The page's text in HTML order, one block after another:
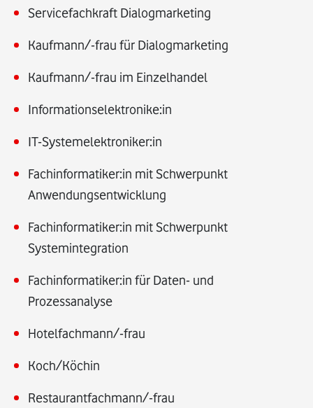
Servicefachkraft Dialogmarketing
Kaufmann/-frau für Dialogmarketing
Kaufmann/-frau im Einzelhandel
Informationselektronike:in
IT-Systemelektroniker:in
Fachinformatiker:in mit Schwerpunkt
Anwendungsentwicklung
Fachinformatiker:in mit Schwerpunkt
Systemintegration
Fachinformatiker:in für Daten- und
Prozessanalyse
Hotelfachmann/-frau
Koch/Köchin
Restaurantfachmann/-frau